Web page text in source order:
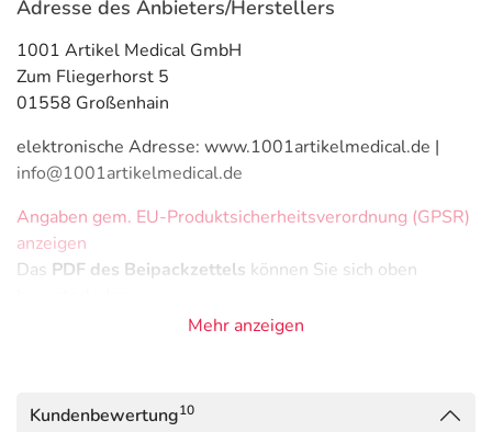
Adresse des Anbieters/Herstellers
1001 Artikel Medical GmbH
Zum Fliegerhorst 5
01558 Großenhain
elektronische Adresse: www.1001artikelmedical.de |
info@1001artikelmedical.de
Angaben gem. EU-Produktsicherheitsverordnung (GPSR)
anzeigen
Das PDF des Beipackzettels können Sie sich oben
Mehr anzeigen
Kundenbewertung10